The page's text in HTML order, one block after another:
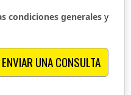
condiciones generales y